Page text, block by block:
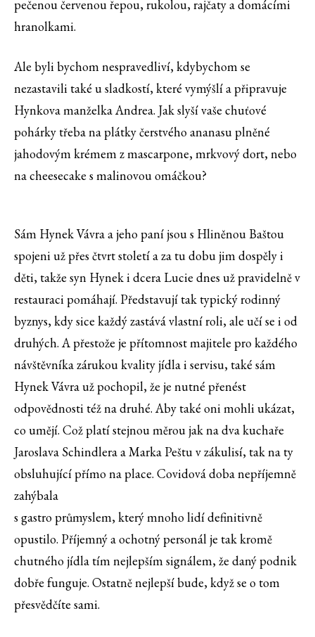
pečenou červenou řepou, rukolou, rajčaty a domácími
hranolkami.
Ale byli bychom nespravedliví, kdybychom se
nezastavili také u sladkostí, které vymýšlí a připravuje
Hynkova manželka Andrea. Jak slyší vaše chuťové
pohárky třeba na plátky čerstvého ananasu plněné
jahodovým krémem z mascarpone, mrkvový dort, nebo
na cheesecake s malinovou omáčkou?
Sám Hynek Vávra a jeho paní jsou s Hliněnou Baštou
spojeni už přes čtvrt století a za tu dobu jim dospěly i
děti, takže syn Hynek i dcera Lucie dnes už pravidelně v
restauraci pomáhají. Představují tak typický rodinný
byznys, kdy sice každý zastává vlastní roli, ale učí se i od
druhých. A přestože je přítomnost majitele pro každého
návštěvníka zárukou kvality jídla i servisu, také sám
Hynek Vávra už pochopil, že je nutné přenést
odpovědnosti též na druhé. Aby také oni mohli ukázat,
co umějí. Což platí stejnou měrou jak na dva kuchaře
Jaroslava Schindlera a Marka Peštu v zákulisí, tak na ty
obsluhující přímo na place. Covidová doba nepříjemně
zahýbala
s gastro průmyslem, který mnoho lidí definitivně
opustilo. Příjemný a ochotný personál je tak kromě
chutného jídla tím nejlepším signálem, že daný podnik
dobře funguje. Ostatně nejlepší bude, když se o tom
přesvědčíte sami.